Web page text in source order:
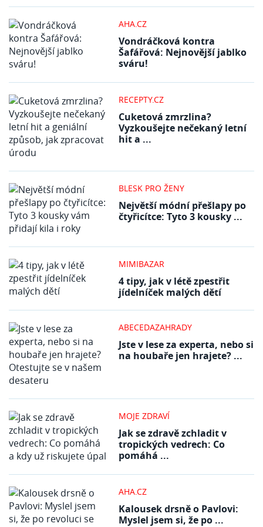
AHA.CZ
Vondráčková kontra
Šafářová: Nejnovější jablko
sváru!
RECEPTY.CZ
Cuketová zmrzlina?
Vyzkoušejte nečekaný letní
hit a ...
BLESK PRO ŽENY
Největší módní přešlapy po
čtyřicítce: Tyto 3 kousky ...
MIMIBAZAR
4 tipy, jak v létě zpestřit
jídelníček malých dětí
ABECEDAZAHRADY
Jste v lese za experta, nebo si
na houbaře jen hrajete? ...
MOJE ZDRAVÍ
Jak se zdravě zchladit v
tropických vedrech: Co
pomáhá ...
AHA.CZ
Kalousek drsně o Pavlovi:
Myslel jsem si, že po ...